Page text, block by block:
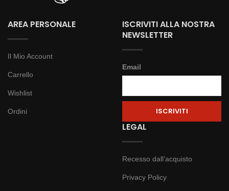
AREA PERSONALE
Il Mio Account
Carrello
Wishlist
Ordini
ISCRIVITI ALLA NOSTRA
NEWSLETTER
Email
LEGAL
Recesso dall’acquisto
Privacy Policy